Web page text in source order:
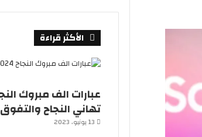
الأكثر قراءة
تهاني النجاح والتفوق
13 يونيو، 2023